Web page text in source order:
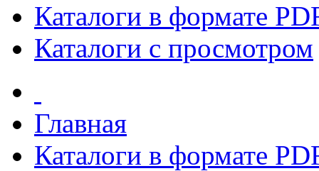
Каталоги в формате
Каталоги с просмотром
Главная
Каталоги в формате